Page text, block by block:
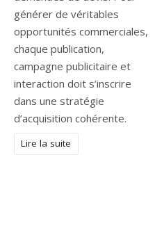
générer de véritables
opportunités commerciales,
chaque publication,
campagne publicitaire et
interaction doit s’inscrire
dans une stratégie
d’acquisition cohérente.
Lire la suite